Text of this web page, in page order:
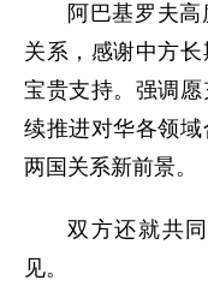
阿巴基罗夫
关系，感谢中方
宝贵支持。强调
续推进对华各领
两国关系新前景。
双方还就共
见。